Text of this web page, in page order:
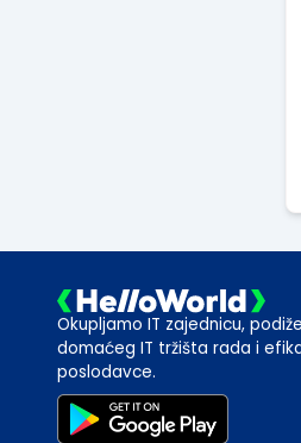
Okupljamo IT zajednicu,
domaćeg IT tržišta rada i
poslodavce.